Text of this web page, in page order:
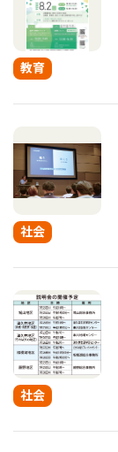
教育
社会
社会